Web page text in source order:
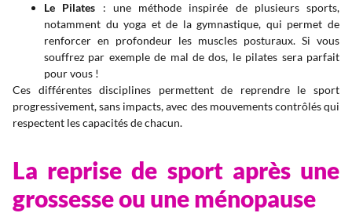
Le Pilates : une méthode inspirée de plusieurs sports,
notamment du yoga et de la gymnastique, qui permet de
renforcer en profondeur les muscles posturaux. Si vous
souffrez par exemple de mal de dos, le pilates sera parfait
pour vous !
Ces différentes disciplines permettent de reprendre le sport
progressivement, sans impacts, avec des mouvements contrôlés qui
respectent les capacités de chacun.
La reprise de sport après une
grossesse ou une ménopause